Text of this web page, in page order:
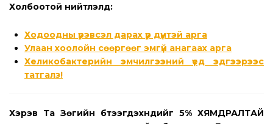
Холбоотой нийтлэлүүд:
Ходоодны үрэвсэл дарах үр дүнтэй арга
Улаан хоолойн сөөргөөг эмгүй анагаах арга
Хеликобактерийн эмчилгээний үед эдгээрээс
татгалз!
Хэрэв Та Зөгийн бүтээгдэхүүнүүдийг 5% ХЯМДРАЛТАЙ